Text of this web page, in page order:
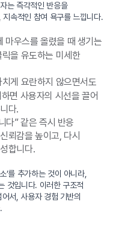
는 즉각적인 반응을
지속적인 참여 욕구를 느낍니다.
마우스를 올렸을 때 생기는
을 유도하는 미세한
게 요란하지 않으면서도
면 사용자의 시선을 끌어
다.
다” 같은 즉시 반응
뢰감을 높이고, 다시
합니다.
’를 추가하는 것이 아니라,
것입니다. 이러한 구조적
서, 사용자 경험 기반의